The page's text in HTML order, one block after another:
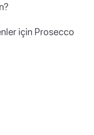
için Prosecco